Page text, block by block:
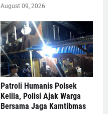
August 09, 2026
Patroli Humanis Polsek
Kelila, Polisi Ajak Warga
Bersama Jaga Kamtibmas